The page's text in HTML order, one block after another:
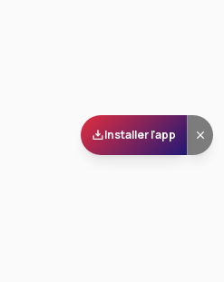
Installer l'app